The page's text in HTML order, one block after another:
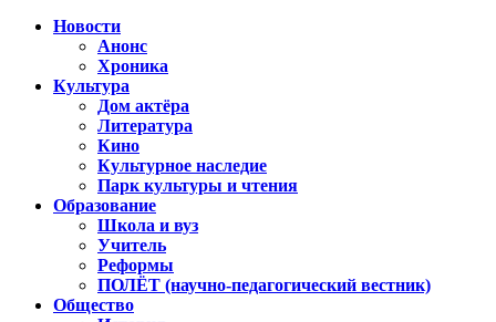
Новости
Анонс
Хроника
Культура
Дом актёра
Литература
Кино
Культурное наследие
Парк культуры и чтения
Образование
Школа и вуз
Учитель
Реформы
ПОЛЁТ (научно-педагогический вестник)
Общество